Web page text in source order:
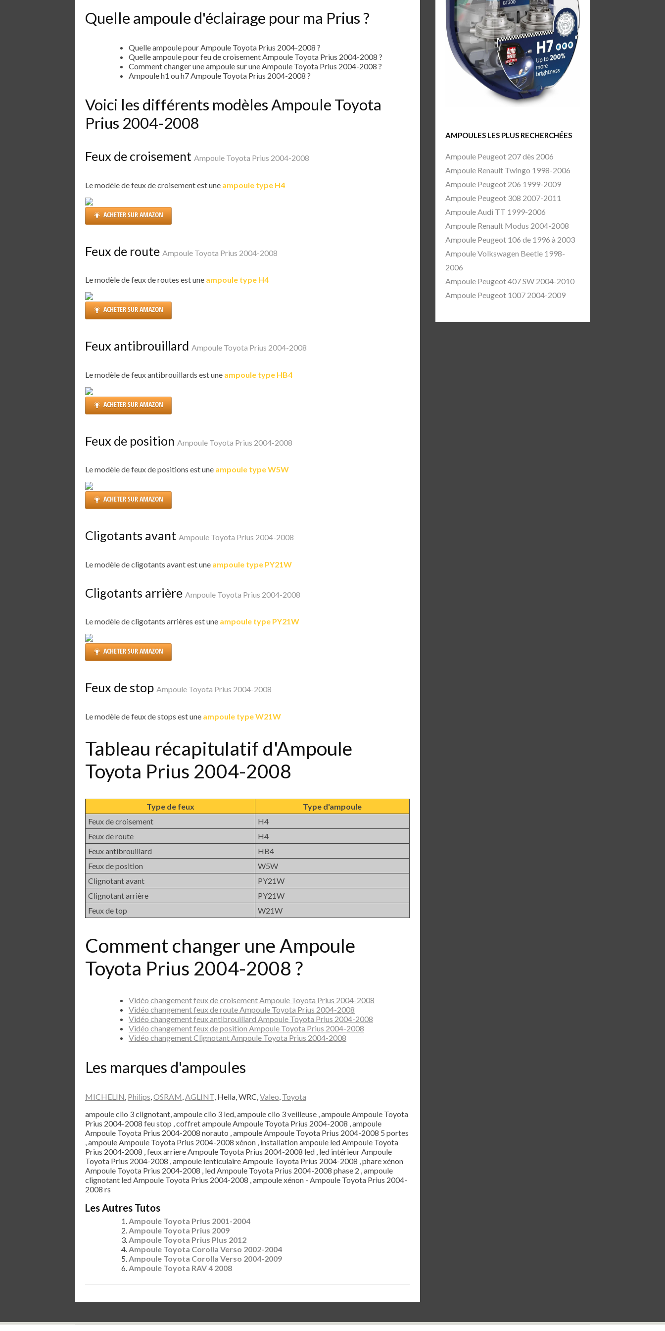
Quelle ampoule d'éclairage pour ma Prius ?
Quelle ampoule pour Ampoule Toyota Prius 2004-2008 ?
Quelle ampoule pour feu de croisement Ampoule Toyota Prius 2004-2008 ?
Comment changer une ampoule sur une Ampoule Toyota Prius 2004-2008 ?
Ampoule h1 ou h7 Ampoule Toyota Prius 2004-2008 ?
Voici les différents modèles Ampoule Toyota
Prius 2004-2008
Feux de croisement Ampoule Toyota Prius 2004-2008
Le modèle de feux de croisement est une ampoule type H4
ACHETER SUR AMAZON
Feux de route Ampoule Toyota Prius 2004-2008
Le modèle de feux de routes est une ampoule type H4
ACHETER SUR AMAZON
Feux antibrouillard Ampoule Toyota Prius 2004-2008
Le modèle de feux antibrouillards est une ampoule type HB4
ACHETER SUR AMAZON
Feux de position Ampoule Toyota Prius 2004-2008
Le modèle de feux de positions est une ampoule type W5W
ACHETER SUR AMAZON
Cligotants avant Ampoule Toyota Prius 2004-2008
Le modèle de cligotants avant est une ampoule type PY21W
Cligotants arrière Ampoule Toyota Prius 2004-2008
Le modèle de cligotants arrières est une ampoule type PY21W
ACHETER SUR AMAZON
Feux de stop Ampoule Toyota Prius 2004-2008
Le modèle de feux de stops est une ampoule type W21W
Tableau récapitulatif d'Ampoule
Toyota Prius 2004-2008
Type de feux
Type d'ampoule
Feux de croisement
H4
Feux de route
H4
Feux antibrouillard
HB4
Feux de position
W5W
Clignotant avant
PY21W
Clignotant arrière
PY21W
Feux de top
W21W
Comment changer une Ampoule
Toyota Prius 2004-2008 ?
Vidéo changement feux de croisement Ampoule Toyota Prius 2004-2008
Vidéo changement feux de route Ampoule Toyota Prius 2004-2008
Vidéo changement feux antibrouillard Ampoule Toyota Prius 2004-2008
Vidéo changement feux de position Ampoule Toyota Prius 2004-2008
Vidéo changement Clignotant Ampoule Toyota Prius 2004-2008
Les marques d'ampoules
MICHELIN, Philips,OSRAM,AGLINT, Hella, WRC,Valeo, Toyota
ampoule clio 3 clignotant, ampoule clio 3 led, ampoule clio 3 veilleuse , ampoule Ampoule Toyota
Prius 2004-2008 feu stop , coffret ampoule Ampoule Toyota Prius 2004-2008 , ampoule
Ampoule Toyota Prius 2004-2008 norauto , ampoule Ampoule Toyota Prius 2004-2008 5 portes
, ampoule Ampoule Toyota Prius 2004-2008 xénon , installation ampoule led Ampoule Toyota
Prius 2004-2008 , feux arriere Ampoule Toyota Prius 2004-2008 led , led intérieur Ampoule
Toyota Prius 2004-2008 , ampoule lenticulaire Ampoule Toyota Prius 2004-2008 , phare xénon
Ampoule Toyota Prius 2004-2008 , led Ampoule Toyota Prius 2004-2008 phase 2 , ampoule
clignotant led Ampoule Toyota Prius 2004-2008 , ampoule xénon - Ampoule Toyota Prius 2004-
2008 rs
Les Autres Tutos
Ampoule Toyota Prius 2001-2004
Ampoule Toyota Prius 2009
Ampoule Toyota Prius Plus 2012
Ampoule Toyota Corolla Verso 2002-2004
Ampoule Toyota Corolla Verso 2004-2009
Ampoule Toyota RAV 4 2008
AMPOULES LES PLUS RECHERCHÉES
Ampoule Peugeot 207 dès 2006
Ampoule Renault Twingo 1998-2006
Ampoule Peugeot 206 1999-2009
Ampoule Peugeot 308 2007-2011
Ampoule Audi TT 1999-2006
Ampoule Renault Modus 2004-2008
Ampoule Peugeot 106 de 1996 à 2003
Ampoule Volkswagen Beetle 1998-
2006
Ampoule Peugeot 407 SW 2004-2010
Ampoule Peugeot 1007 2004-2009